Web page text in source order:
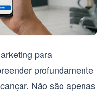
para
profundamente
Não são apenas